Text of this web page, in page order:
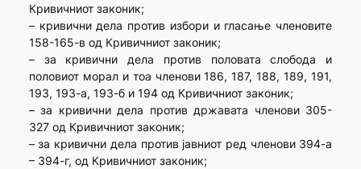
Кривичниот законик;
– кривични дела против избори и гласање членовите
158-165-в од Кривичниот законик;
– за кривични дела против половата слобода и
половиот морал и тоа членови 186, 187, 188, 189, 191,
193, 193-а, 193-б и 194 од Кривичниот законик;
– за кривични дела против државата членови 305-
327 од Кривичниот законик;
– за кривични дела против јавниот ред членови 394-а
– 394-г, од Кривичниот законик;